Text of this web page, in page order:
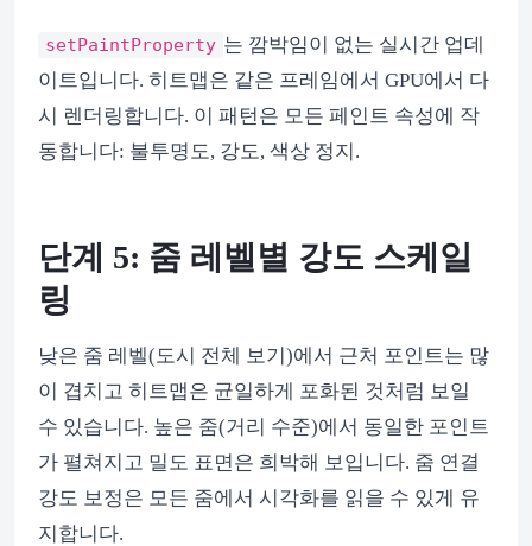
setPaintProperty 는 깜박임이 없는 실시간 업데
이트입니다. 히트맵은 같은 프레임에서 GPU에서 다
시 렌더링합니다. 이 패턴은 모든 페인트 속성에 작
동합니다: 불투명도, 강도, 색상 정지.
단계 5: 줌 레벨별 강도 스케일
링
낮은 줌 레벨(도시 전체 보기)에서 근처 포인트는 많
이 겹치고 히트맵은 균일하게 포화된 것처럼 보일
수 있습니다. 높은 줌(거리 수준)에서 동일한 포인트
가 펼쳐지고 밀도 표면은 희박해 보입니다. 줌 연결
강도 보정은 모든 줌에서 시각화를 읽을 수 있게 유
지합니다.